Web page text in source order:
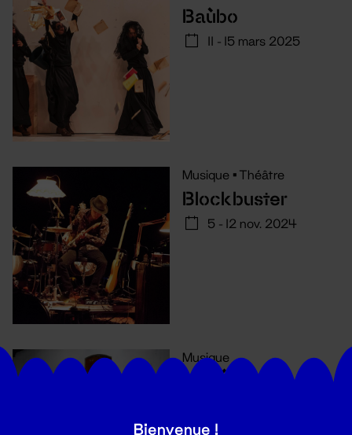
Baùbo
11 - 15 mars 2025
Musique • Théâtre
Blockbuster
5 - 12 nov. 2024
Musique
Les Égarés
Bienvenue !